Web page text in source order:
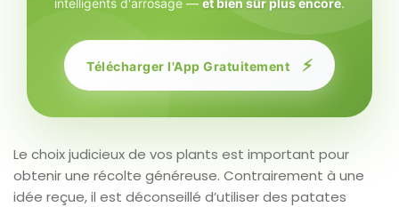
Télécharger l'App Gratuitement ⚡
Le choix judicieux de vos plants est important pour
obtenir une récolte généreuse. Contrairement à une
idée reçue, il est déconseillé d’utiliser des patates